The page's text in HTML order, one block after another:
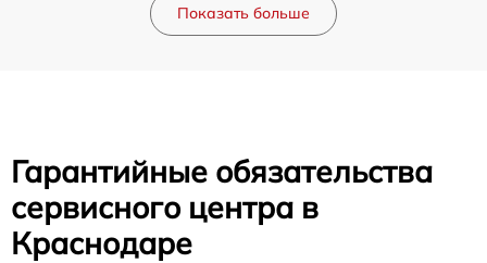
Показать больше
Гарантийные обязательства
сервисного центра в
Краснодаре